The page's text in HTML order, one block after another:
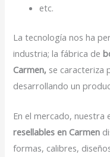
etc.
La tecnología nos ha
industria; la fábrica de
Carmen, se caracteriza
desarrollando un
En el mercado,
resellables en Carmen
formas, calibres,